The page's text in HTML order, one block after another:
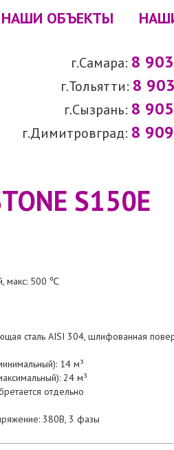
НАШИ ОБЪЕКТЫ
г.Самара: 8
г.Тольятти: 8
г.Сызрань: 8
г.Димитровград: 8
S150E
макс: 500 ℃
сталь AISI 304, шлифованная
14 м³
24 м³
отдельно
380В, 3 фазы